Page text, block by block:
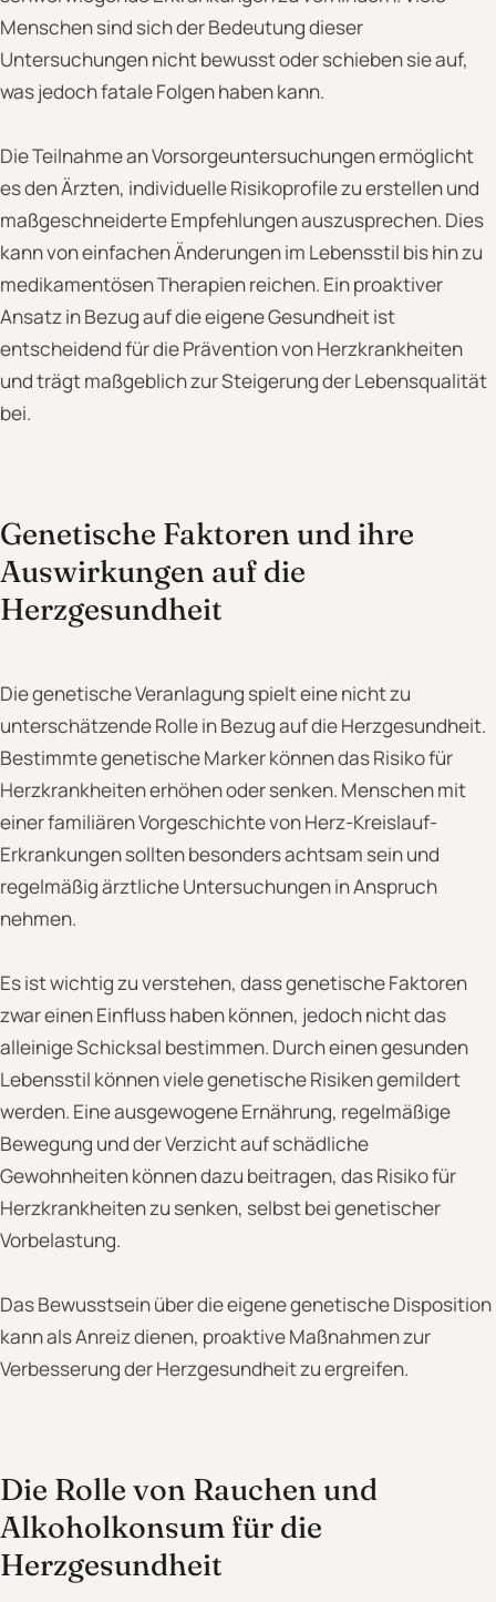
Menschen sind sich der Bedeutung dieser
Untersuchungen nicht bewusst oder schieben sie auf,
was jedoch fatale Folgen haben kann.
Die Teilnahme an Vorsorgeuntersuchungen ermöglicht
es den Ärzten, individuelle Risikoprofile zu erstellen und
maßgeschneiderte Empfehlungen auszusprechen. Dies
kann von einfachen Änderungen im Lebensstil bis hin zu
medikamentösen Therapien reichen. Ein proaktiver
Ansatz in Bezug auf die eigene Gesundheit ist
entscheidend für die Prävention von Herzkrankheiten
und trägt maßgeblich zur Steigerung der Lebensqualität
bei.
Genetische Faktoren und ihre
Auswirkungen auf die
Herzgesundheit
Die genetische Veranlagung spielt eine nicht zu
unterschätzende Rolle in Bezug auf die Herzgesundheit.
Bestimmte genetische Marker können das Risiko für
Herzkrankheiten erhöhen oder senken. Menschen mit
einer familiären Vorgeschichte von Herz-Kreislauf-
Erkrankungen sollten besonders achtsam sein und
regelmäßig ärztliche Untersuchungen in Anspruch
nehmen.
Es ist wichtig zu verstehen, dass genetische Faktoren
zwar einen Einfluss haben können, jedoch nicht das
alleinige Schicksal bestimmen. Durch einen gesunden
Lebensstil können viele genetische Risiken gemildert
werden. Eine ausgewogene Ernährung, regelmäßige
Bewegung und der Verzicht auf schädliche
Gewohnheiten können dazu beitragen, das Risiko für
Herzkrankheiten zu senken, selbst bei genetischer
Vorbelastung.
Das Bewusstsein über die eigene genetische Disposition
kann als Anreiz dienen, proaktive Maßnahmen zur
Verbesserung der Herzgesundheit zu ergreifen.
Die Rolle von Rauchen und
Alkoholkonsum für die
Herzgesundheit